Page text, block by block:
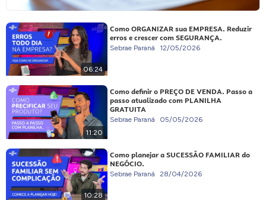
06:24
Como ORGANIZAR sua EMPRESA. Reduzir
erros e crescer com SEGURANÇA.
Sebrae Paraná 12/05/2026
11:20
Como definir o PREÇO DE VENDA. Passo a
passo atualizado com PLANILHA
GRATUITA
Sebrae Paraná 05/05/2026
10:28
Como planejar a SUCESSÃO FAMILIAR do
NEGÓCIO.
Sebrae Paraná 28/04/2026